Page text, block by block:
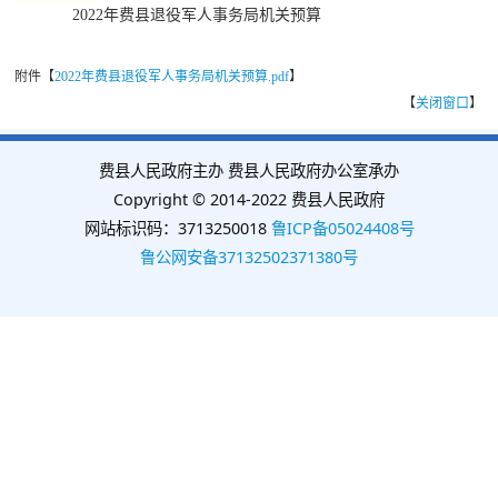
2022年费县退役军人事务局机关预算
附件【2022年费县退役军人事务局机关预算.pdf】
【关闭窗口】
费县人民政府主办 费县人民政府办公室承办
Copyright © 2014-2022 费县人民政府
网站标识码：3713250018 鲁ICP备05024408号
鲁公网安备37132502371380号